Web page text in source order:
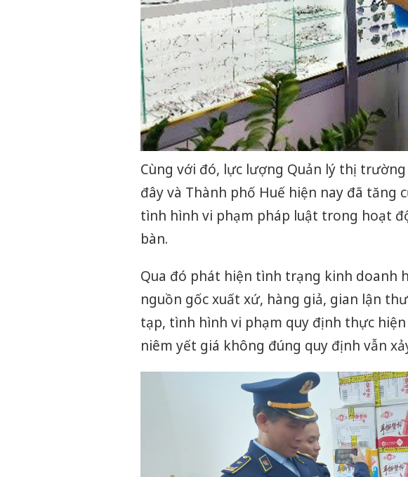
Cùng với đó, lực lượng Quản lý thị
đây và Thành phố Huế hiện nay đã tăng
tình hình vi phạm pháp luật trong hoạt
bàn.
Qua đó phát hiện tình trạng kinh doanh
nguồn gốc xuất xứ, hàng giả, gian lận
tạp, tình hình vi phạm quy định thực
niêm yết giá không đúng quy định vẫn